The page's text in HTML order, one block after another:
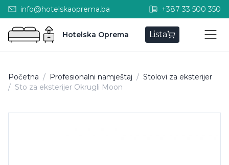
info@hotelskaoprema.ba +387 33 500 350
Hotelska Oprema Lista
Početna / Profesionalni namještaj / Stolovi za eksterijer
/ Sto za eksterijer Okrugli Moon